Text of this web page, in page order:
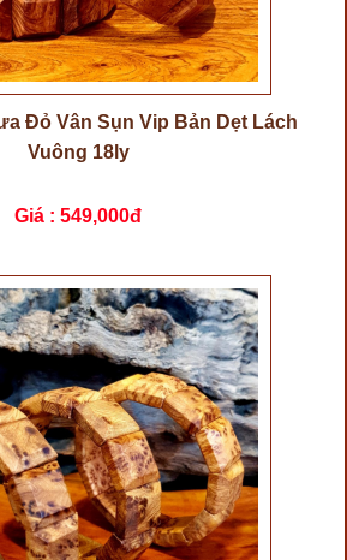
Đỏ Vân Sụn Vip Bản Dẹt Lách
Vuông 18ly
Giá : 549,000đ